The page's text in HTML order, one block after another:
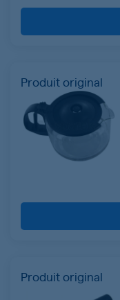
Produit original
Produit original